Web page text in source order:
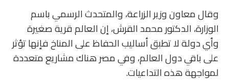
وقال معاون وزير الزراعة، والمتحدث الرسمي باسم
الوزارة، الدكتور محمد القرش، إن العالم قرية صغيرة
وأي دولة لا تطبق أساليب الحفاظ على المناخ فإنها تؤثر
على باقي دول العالم، وفي مصر هناك مشاريع متعددة
لمواجهة هذه التداعيات.